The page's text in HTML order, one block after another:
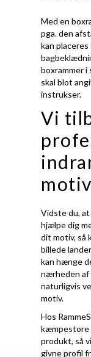
Med en
pga. den
kan placeres
boxrammer i
skal blot
instrukser.
Vi
motiv
Vidste du, at
hjælpe dig
dit motiv, så
billede
kan hænge
nærheden af
naturligvis
motiv.
Hos
kæmpestore
produkt, så
givne profil